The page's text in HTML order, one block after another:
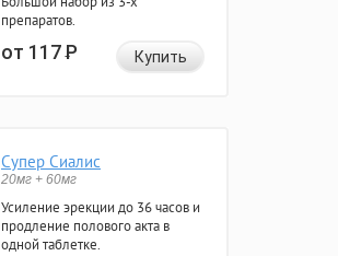
препаратов.
от 117Р Купить
Супер Сиалис
20мг + 60мг
Усиление эрекции до 36 часов и
продление полового акта в
одной таблетке.